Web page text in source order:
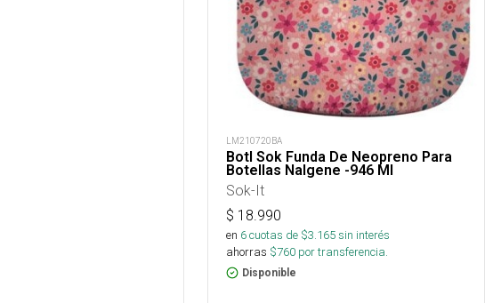
LM210720BA
Botl Sok Funda De Neopreno Para
Botellas Nalgene -946 Ml
Sok-It
$ 18.990
en 6cuotas de $3.165sin interés
ahorras $760 por transferencia.
Disponible